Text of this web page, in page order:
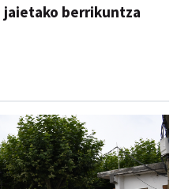
jaietako berrikuntza